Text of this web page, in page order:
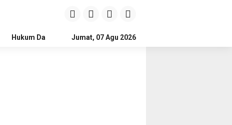
Hukum Dan Kriminal Politik Pendidikan
Jumat, 07 Agu 2026